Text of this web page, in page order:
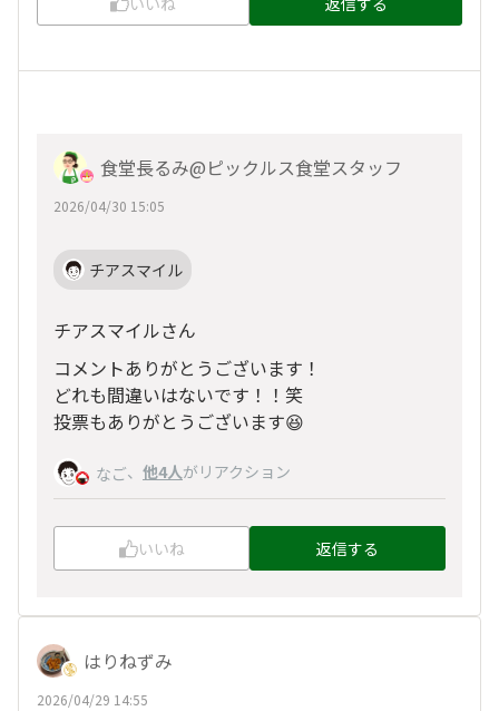
食堂長るみ@ピックルス食堂スタッフ
2026/04/30 15:05
チアスマイル
チアスマイルさん
コメントありがとうございます！
どれも間違いはないです！！笑
投票もありがとうございます😆
なご、 他4人がリアクション
いいね 返信する
はりねずみ
2026/04/29 14:55